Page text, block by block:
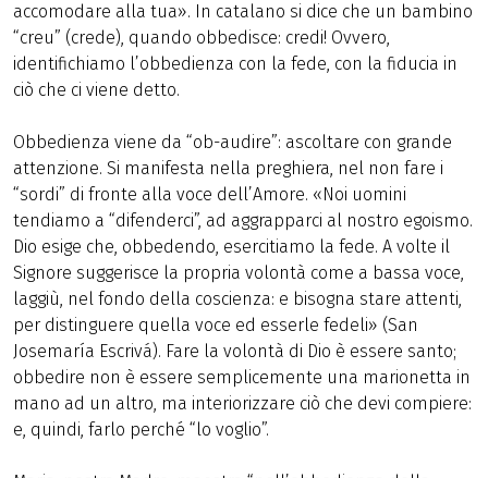
accomodare alla tua». In catalano si dice che un bambino
“creu” (crede), quando obbedisce: credi! Ovvero,
identifichiamo l’obbedienza con la fede, con la fiducia in
ciò che ci viene detto.
Obbedienza viene da “ob-audire”: ascoltare con grande
attenzione. Si manifesta nella preghiera, nel non fare i
“sordi” di fronte alla voce dell’Amore. «Noi uomini
tendiamo a “difenderci”, ad aggrapparci al nostro egoismo.
Dio esige che, obbedendo, esercitiamo la fede. A volte il
Signore suggerisce la propria volontà come a bassa voce,
laggiù, nel fondo della coscienza: e bisogna stare attenti,
per distinguere quella voce ed esserle fedeli» (San
Josemaría Escrivá). Fare la volontà di Dio è essere santo;
obbedire non è essere semplicemente una marionetta in
mano ad un altro, ma interiorizzare ciò che devi compiere:
e, quindi, farlo perché “lo voglio”.